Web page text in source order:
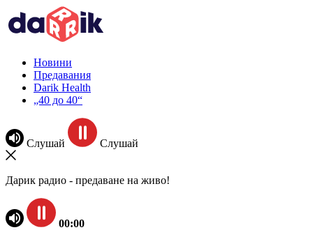
Новини
Предавания
Darik Health
„40 до 40“
Слушай Слушай
Дарик радио - предаване на живо!
00:00